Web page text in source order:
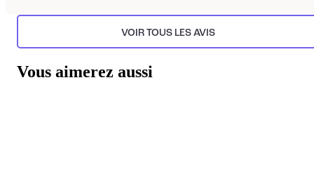
VOIR TOUS LES AVIS
Vous aimerez aussi